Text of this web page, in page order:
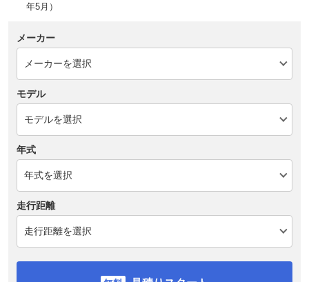
年5月）
メーカー
モデル
年式
走行距離